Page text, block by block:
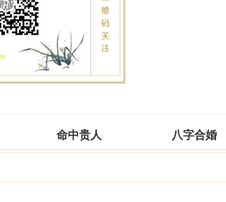
命中贵人 八字合婚